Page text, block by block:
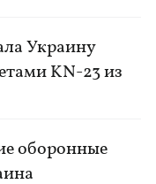
Украину
KN-23 из
оборонные